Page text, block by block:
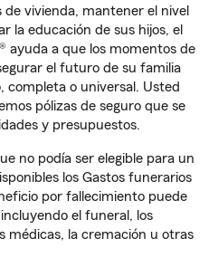
de vivienda, mantener el nivel
la educación de sus hijos, el
ayuda a que los momentos de
el futuro de su familia
completa o universal. Usted
pólizas de seguro que se
y presupuestos.
no podía ser elegible para un
los Gastos funerarios
por fallecimiento puede
el funeral, los
médicas, la cremación u otras